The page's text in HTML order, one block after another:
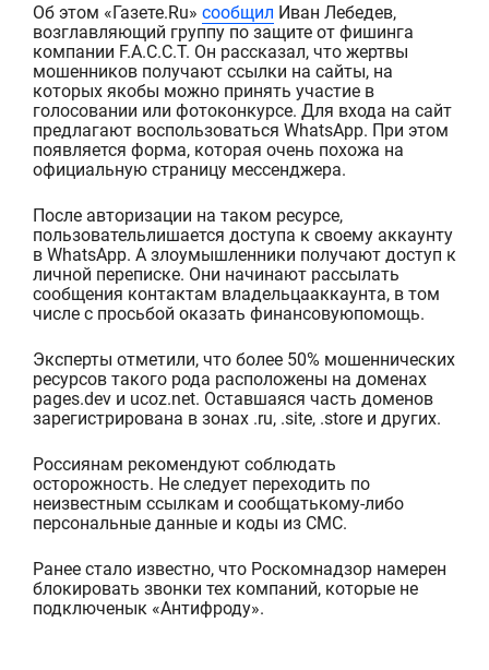
Об этом «Газете.Ru» сообщил Иван Лебедев,
возглавляющий группупо защите от фишинга
компании F.A.C.C.T. Он рассказал, что жертвы
мошенников получают ссылки на сайты, на
которых якобы можно принять участие в
голосовании или фотоконкурсе. Для входа на сайт
предлагают воспользоваться WhatsApp. При этом
появляется форма, которая очень похожа на
официальную страницу мессенджера.
Послеавторизации на таком ресурсе,
пользовательлишается доступа к своему аккаунту
в WhatsApp. А злоумышленники получаютдоступ к
личной переписке. Они начинают рассылать
сообщения контактам владельцааккаунта, в том
числе спросьбой оказать финансовуюпомощь.
Эксперты отметили, что более 50% мошеннических
ресурсовтакого рода расположены на доменах
pages.devи ucoz.net. Оставшаяся часть доменов
зарегистрирована в зонах .ru,.site, .storeи других.
Россиянам рекомендуют соблюдать
осторожность. Не следует переходить по
неизвестным ссылкам и сообщатькому-либо
персональные данные и коды из СМС.
Ранеестало известно, что Роскомнадзор намерен
блокировать звонки тех компаний, которыене
подключенык «Антифроду».